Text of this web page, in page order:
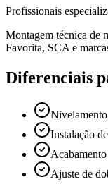
Profissionais
Montagem técnica de
Favorita, SCA e
Diferenciais
Instalação
Ajuste de